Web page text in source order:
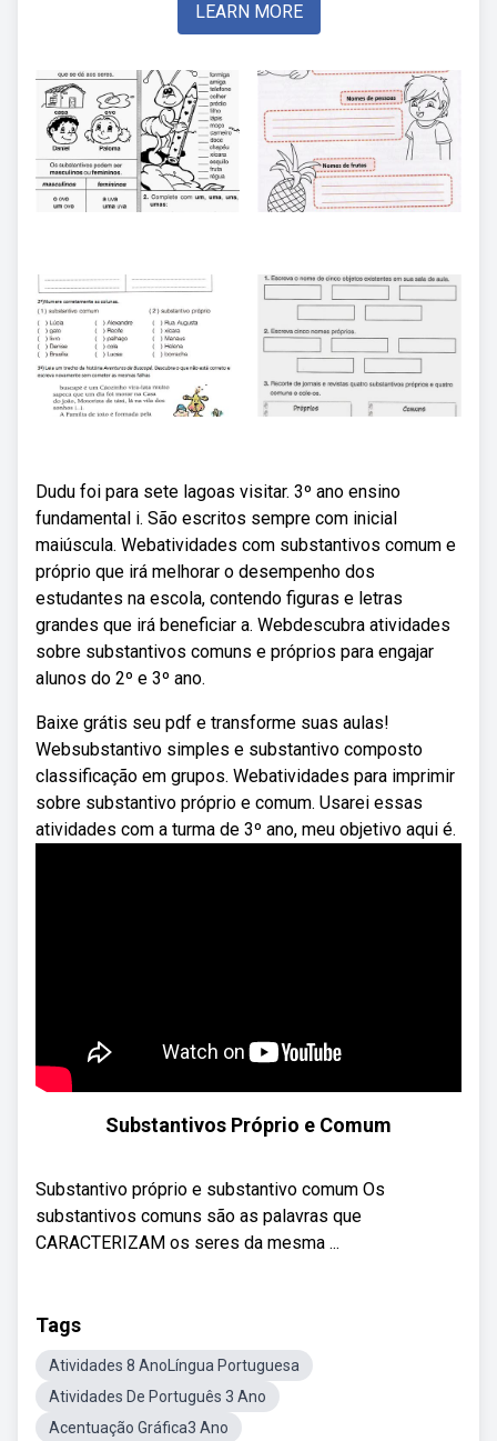
LEARN MORE
Dudu foi para sete lagoas visitar. 3º ano ensino
fundamental i. São escritos sempre com inicial
maiúscula. Webatividades com substantivos comum e
próprio que irá melhorar o desempenho dos
estudantes na escola, contendo figuras e letras
grandes que irá beneficiar a. Webdescubra atividades
sobre substantivos comuns e próprios para engajar
alunos do 2º e 3º ano.
Baixe grátis seu pdf e transforme suas aulas!
Websubstantivo simples e substantivo composto
classificação em grupos. Webatividades para imprimir
sobre substantivo próprio e comum. Usarei essas
atividades com a turma de 3º ano, meu objetivo aqui é.
Substantivos Próprio e Comum
Substantivo próprio e substantivo comum Os
substantivos comuns são as palavras que
CARACTERIZAM os seres da mesma ...
Tags
Atividades 8 AnoLíngua Portuguesa
Atividades De Português 3 Ano
Acentuação Gráfica3 Ano